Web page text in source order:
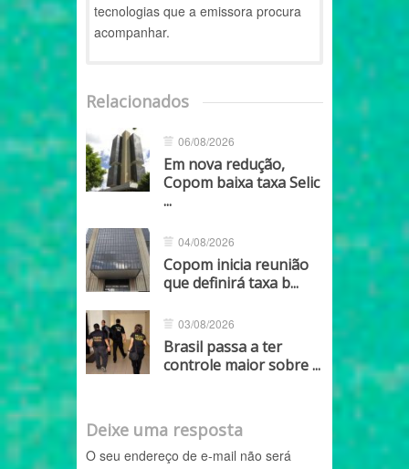
tecnologias que a emissora procura
acompanhar.
Relacionados
06/08/2026
Em nova redução,
Copom baixa taxa Selic
...
04/08/2026
Copom inicia reunião
que definirá taxa b...
03/08/2026
Brasil passa a ter
controle maior sobre ...
Deixe uma resposta
O seu endereço de e-mail não será